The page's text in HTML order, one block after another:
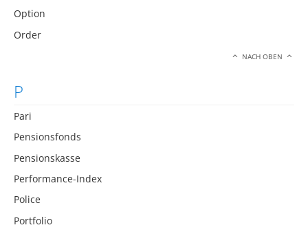
Option
Order
NACH OBEN
P
Pari
Pensionsfonds
Pensionskasse
Performance-Index
Police
Portfolio